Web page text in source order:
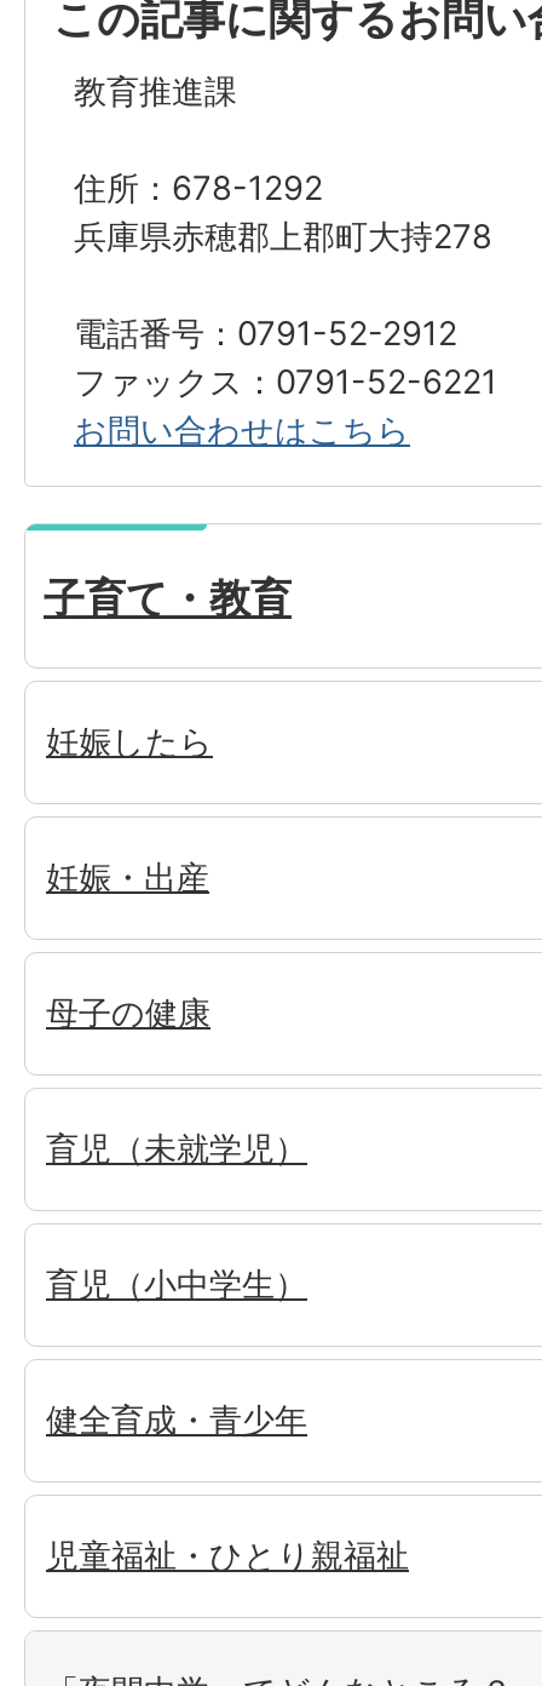
この記事に関するお問い
教育推進課
住所：678-1292
兵庫県赤穂郡上郡町大持278
電話番号：0791-52-2912
ファックス：0791-52-6221
お問い合わせはこちら
子育て・教育
妊娠したら
妊娠・出産
母子の健康
育児（未就学児）
育児（小中学生）
健全育成・青少年
児童福祉・ひとり親福祉